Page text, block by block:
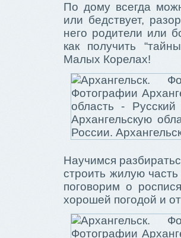
По дому всегда
или бедствует,
него родители или
как получить
Малых Корелах!
Научимся
строить жилую
поговорим о
хорошей погодой и